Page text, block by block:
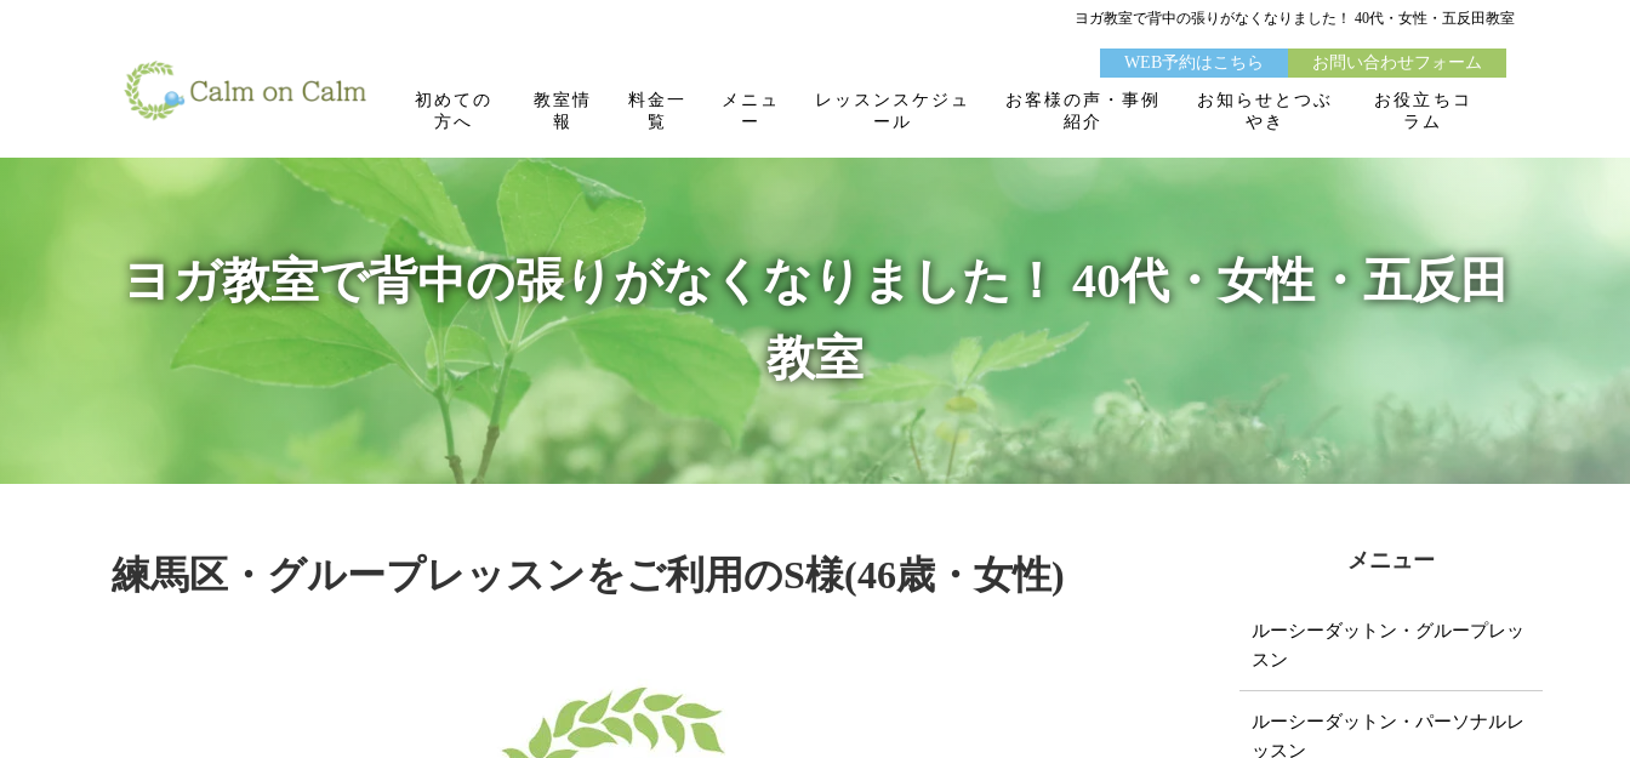
ヨガ教室で背中の張りがなくなりました！ 40代・女性・五反田教室
初めての
方へ
教室情
報
料金一
覧
メニュ
ー
レッスンスケジュ
ール
お客様の声・事例
紹介
お知らせとつぶ
やき
お役立ちコ
ラム
WEB予約はこちら お問い合わせフォーム
ヨガ教室で背中の張りがなくなりました！ 40代・女性・五反田
教室
練馬区・グループレッスンをご利用のS様(46歳・女性) メニュー
ルーシーダットン・グループレッ
スン
ルーシーダットン・パーソナルレ
ッスン